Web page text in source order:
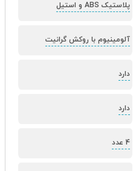
پلاستیک ABS و استیل
آلومینیوم با روکش گرانیت
دارد
دارد
4 عدد